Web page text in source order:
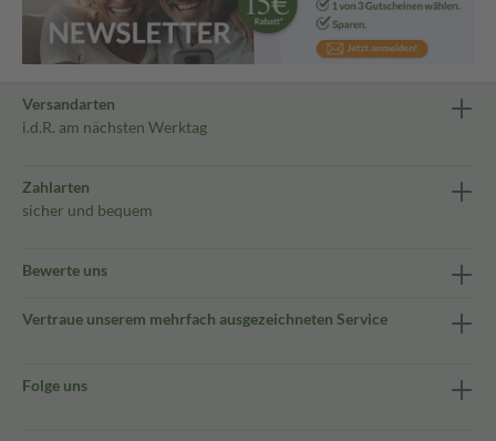
Versandarten
i.d.R. am nächsten Werktag
Zahlarten
sicher und bequem
Bewerte uns
Vertraue unserem mehrfach ausgezeichneten Service
Folge uns